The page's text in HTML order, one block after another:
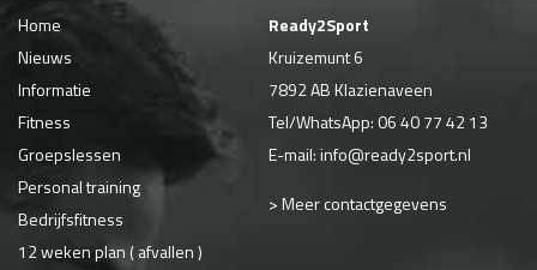
Home
Nieuws
Informatie
Fitness
Groepslessen
Personal training
Bedrijfsfitness
12 weken plan ( afvallen )
Ready2Sport
Kruizemunt 6
7892 AB Klazienaveen
Tel/WhatsApp: 06 40 77 42 13
E-mail:info@ready2sport.nl
> Meer contactgegevens